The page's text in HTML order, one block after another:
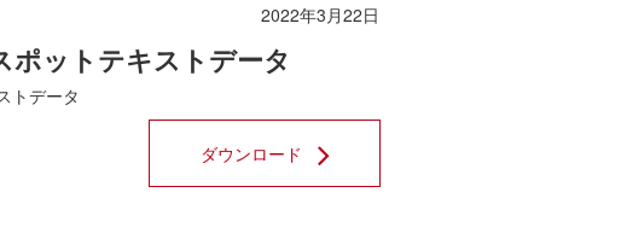
2022年3月22日
ポットテキストデータ
トデータ
ダウンロード